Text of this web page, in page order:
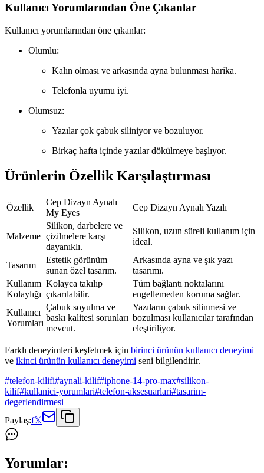
Kullanıcı Yorumlarından Öne Çıkanlar
Kullanıcı yorumlarından öne çıkanlar:
Olumlu:
Kalın olması ve arkasında ayna bulunması harika.
Telefonla uyumu iyi.
Olumsuz:
Yazılar çok çabuk siliniyor ve bozuluyor.
Birkaç hafta içinde yazılar dökülmeye başlıyor.
Ürünlerin Özellik Karşılaştırması
Özellik
Cep Dizayn Aynalı
My Eyes
Cep Dizayn Aynalı Yazılı
Malzeme
Silikon, darbelere ve
çizilmelere karşı
dayanıklı.
Silikon, uzun süreli kullanım için
ideal.
Tasarım
Estetik görünüm
sunan özel tasarım.
Arkasında ayna ve şık yazı
tasarımı.
Kullanım
Kolaylığı
Kolayca takılıp
çıkarılabilir.
Tüm bağlantı noktalarını
engellemeden koruma sağlar.
Kullanıcı
Yorumları
Çabuk soyulma ve
baskı kalitesi sorunları
mevcut.
Yazıların çabuk silinmesi ve
bozulması kullanıcılar tarafından
eleştiriliyor.
Farklı deneyimleri keşfetmek için birinci ürünün kullanıcı deneyimi
ve ikinci ürünün kullanıcı deneyimi seni bilgilendirir.
#telefon-kilifi#aynali-kilif#iphone-14-pro-max#silikon-
kilif#kullanici-yorumlari#telefon-aksesuarlari#tasarim-
degerlendirmesi
Paylaş:f𝕏
Yorumlar: